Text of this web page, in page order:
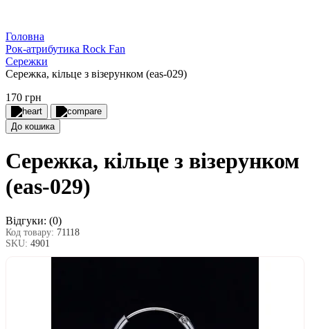
Головна
Рок-атрибутика Rock Fan
Сережки
Сережка, кільце з візерунком (eas-029)
170 грн
До кошика
Сережка, кільце з візерунком
(eas-029)
Відгуки: (0)
Код товару: 71118
SKU: 4901